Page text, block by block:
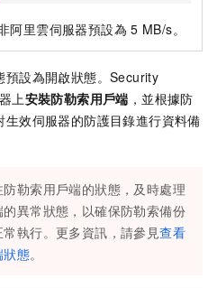
阿里雲伺服器預設為 5 MB/s。
預設為開啟狀態。Security
上安裝防勒索用戶端 ，並根據防
效伺服器的防護目錄進行資料備
勒索用戶端的狀態，及時處理
異常狀態，以確保防勒索備份
執行。更多資訊，請參見查看
狀態。